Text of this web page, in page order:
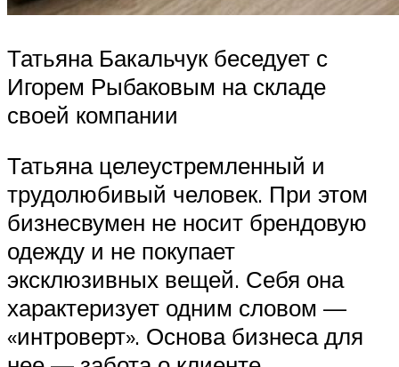
Татьяна Бакальчук беседует с
Игорем Рыбаковым на складе
своей компании
Татьяна целеустремленный и
трудолюбивый человек. При этом
бизнесвумен не носит брендовую
одежду и не покупает
эксклюзивных вещей. Себя она
характеризует одним словом —
«интроверт». Основа бизнеса для